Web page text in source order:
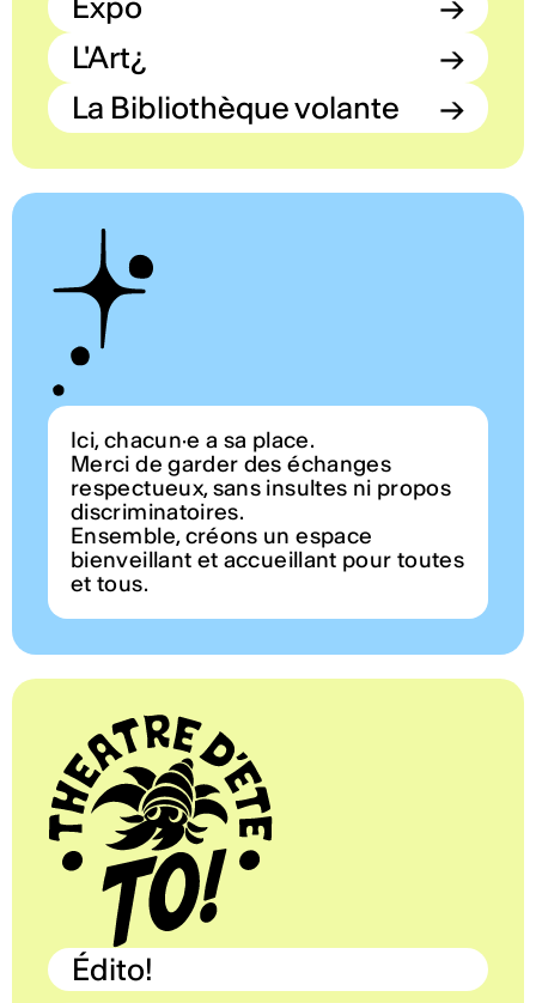
L'Art¿
→
La Bibliothèque volante
→
Ici, chacun·e a sa place.
Merci de garder des échanges
respectueux, sans insultes ni propos
discriminatoires.
Ensemble, créons un espace
bienveillant et accueillant pour toutes
et tous.
Édito!